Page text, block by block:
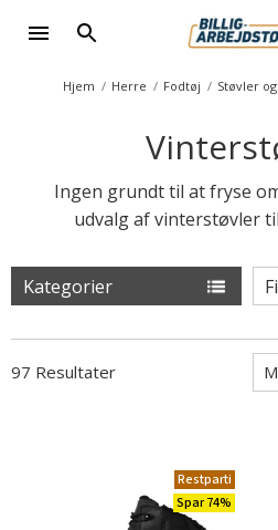
Hjem Herre Fodtøj Støvler
Ingen grundt til at fryse
udvalg af vinterstøvler
Kategorier
97 Resultater
Restparti
Spar 74%